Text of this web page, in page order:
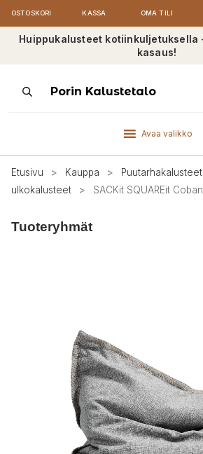
OSTOSKORI KASSA OMA TILI
Huippukalusteet kotiinkuljetuksella
kasaus!
ProductsPorin Kalustetalo
Avaa valikko
Etusivu > Kauppa > Puutarhakalusteet
ulkokalusteet
> SACKit SQUAREit
Tuoteryhmät